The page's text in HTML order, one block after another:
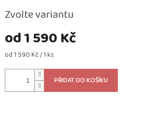
od1 590 Kč
Měrná
od 1 590 Kč / 1 ks
Zvolte variantu
PŘIDAT DO KOŠÍKU